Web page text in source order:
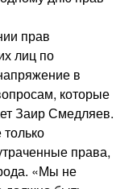
прав
лиц по
в
которые
Заир Смедляев.
права,
«Мы не